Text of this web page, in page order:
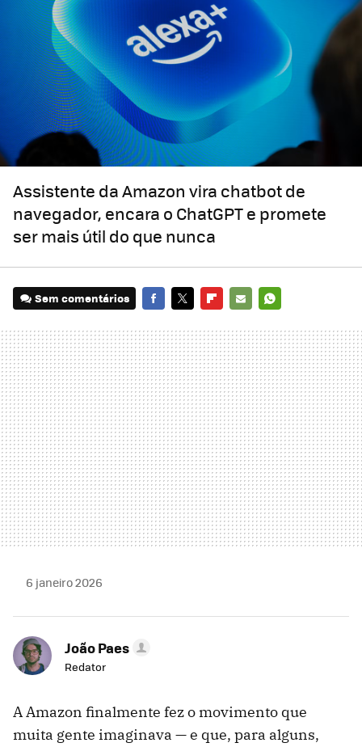
Assistente da Amazon vira chatbot de
navegador, encara o ChatGPT e promete
ser mais útil do que nunca
Sem comentários
MAIL
6 janeiro 2026
João Paes
Redator
A Amazon finalmente fez o movimento que
muita gente imaginava — e que, para alguns,